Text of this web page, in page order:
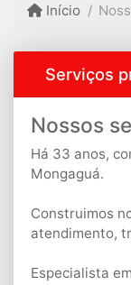
Início
Serviços
Nossos
Há 33 anos,
Mongaguá.
Construimos
atendimento,
Especialista